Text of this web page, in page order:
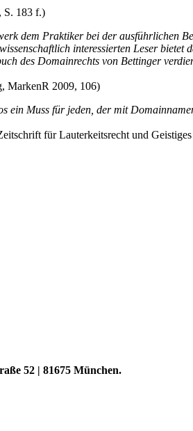
S. 183 f.)
dem Praktiker bei der ausführlichen
interessierten Leser
des Domainrechts von Bettinger
MarkenR 2009, 106)
ein Muss für jeden, der mit
für Lauterkeitsrecht und
52 | 81675 München.